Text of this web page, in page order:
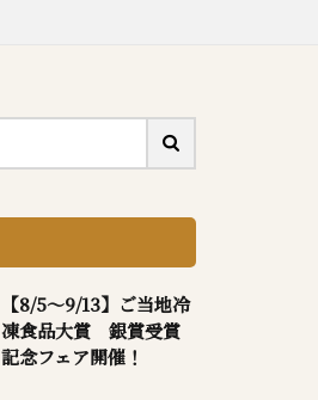
【8/5～9/13】ご当地冷
凍食品大賞 銀賞受賞
記念フェア開催！